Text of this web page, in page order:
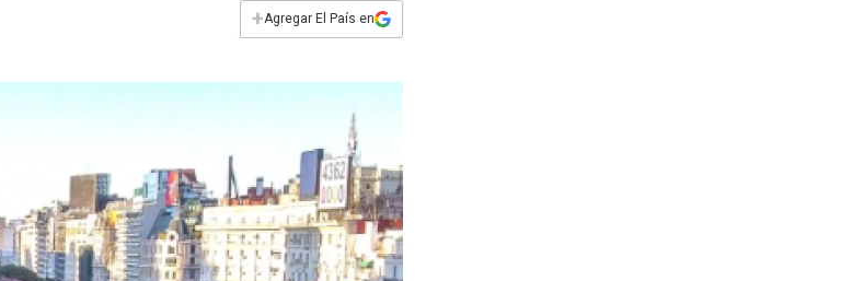
+Agregar El País en